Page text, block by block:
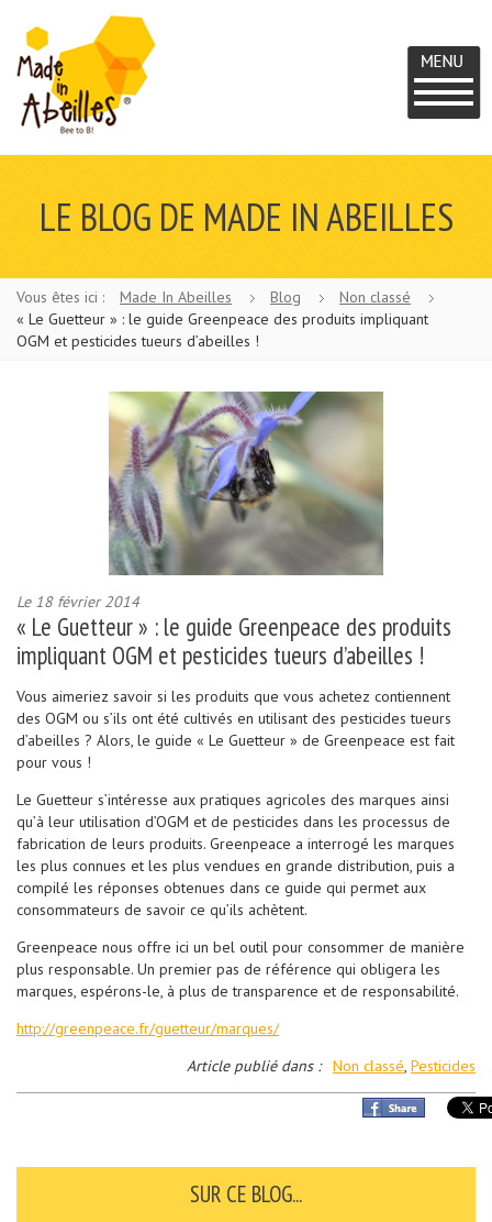
MADE IN
ABEILLES
UN
B
LE BLOG DE MADE IN ABEILLES
Vous êtes ici : Made In Abeilles Blog
Non classé
« Le Guetteur » : le guide Greenpeace des produits impliquant
OGM et pesticides tueurs d’abeilles !
Le 18 février 2014
« Le Guetteur » : le guide Greenpeace des produits
impliquant OGM et pesticides tueurs d’abeilles !
Vous aimeriez savoir si les produits que vous achetez contiennent
des OGM ou s’ils ont été cultivés en utilisant des pesticides tueurs
d’abeilles ? Alors, le guide « Le Guetteur » de Greenpeace est fait
pour vous !
Le Guetteur s’intéresse aux pratiques agricoles des marques ainsi
qu’à leur utilisation d’OGM et de pesticides dans les processus de
fabrication de leurs produits. Greenpeace a interrogé les marques
les plus connues et les plus vendues en grande distribution, puis a
compilé les réponses obtenues dans ce guide qui permet aux
consommateurs de savoir ce qu’ils achètent.
Greenpeace nous offre ici un bel outil pour consommer de manière
plus responsable. Un premier pas de référence qui obligera les
marques, espérons-le, à plus de transparence et de responsabilité.
http://greenpeace.fr/guetteur/marques/
Article publié dans : Non classé, Pesticides
SUR CE BLOG...